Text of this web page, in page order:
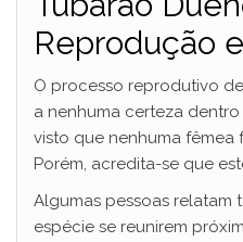
Reprodução
O processo reprodutivo
a nenhuma certeza
visto que nenhuma
Porém, acredita-se que
Algumas pessoas relatam
espécie se reunirem